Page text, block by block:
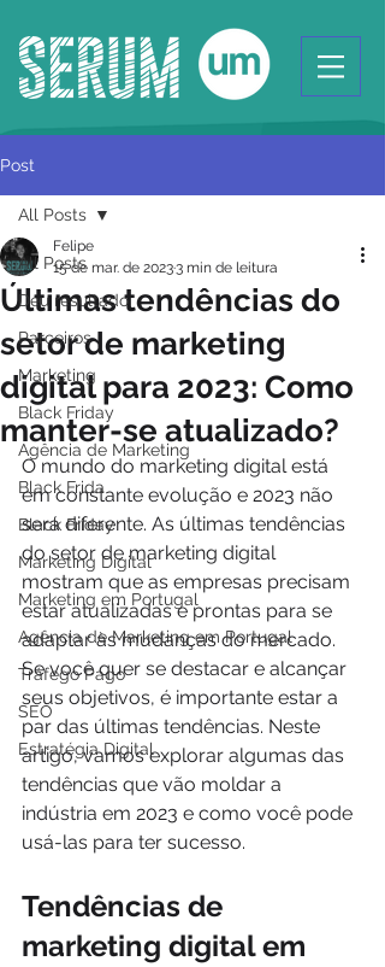
Post
All Posts
Deu resultado
Parceiros
Marketing
Black Friday
Agência de Marketing
Black Frida
Black Friday
Marketing Digital
Marketing em Portugal
Agência de Marketing em Portugal
Tráfego Pago
SEO
Estratégia Digital
All Posts
Últimas tendências do
setor de marketing
digital para 2023: Como
manter-se atualizado?
Felipe
15 de mar. de 20233 min de leitura
O mundo do marketing digital está
em constante evolução e 2023 não
será diferente. As últimas tendências
do setor de marketing digital
mostram que as empresas precisam
estar atualizadas e prontas para se
adaptar às mudanças do mercado.
Se você quer se destacar e alcançar
seus objetivos, é importante estar a
par das últimas tendências. Neste
artigo, vamos explorar algumas das
tendências que vão moldar a
indústria em 2023 e como você pode
usá-las para ter sucesso.
Tendências de
marketing digital em